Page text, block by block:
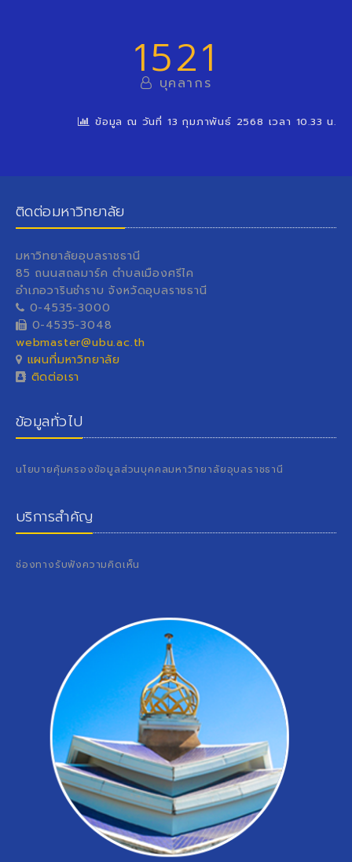
1521
บุคลากร
ข้อมูล ณ วันที่ 13 กุมภาพันธ์ 2568 เวลา 10.33 น.
ติดต่อมหาวิทยาลัย
มหาวิทยาลัยอุบลราชธานี
85 ถนนสถลมาร์ค ตำบลเมืองศรีไค
อำเภอวารินชำราบ จังหวัดอุบลราชธานี
0-4535-3000
0-4535-3048
webmaster@ubu.ac.th
แผนที่มหาวิทยาลัย
ติดต่อเรา
ข้อมูลทั่วไป
นโยบายคุ้มครองข้อมูลส่วนบุคคลมหาวิทยาลัยอุบลราชธานี
บริการสำคัญ
ช่องทางรับฟังความคิดเห็น